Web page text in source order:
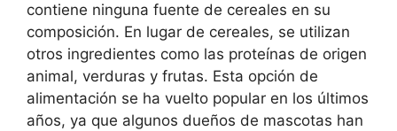
contiene ninguna fuente de cereales en su
composición. En lugar de cereales, se utilizan
otros ingredientes como las proteínas de origen
animal, verduras y frutas. Esta opción de
alimentación se ha vuelto popular en los últimos
años, ya que algunos dueños de mascotas han